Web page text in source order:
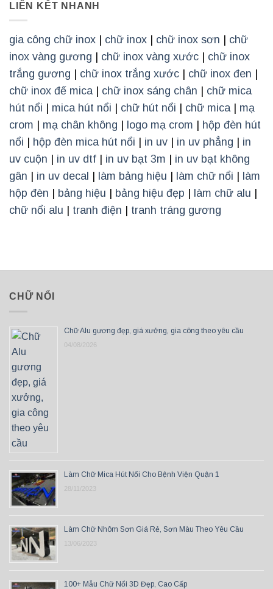
LIÊN KẾT NHANH
gia công chữ inox chữ inox chữ inox sơn
chữ
inox vàng gương
chữ inox vàng xước
chữ inox
trắng gương
chữ inox trắng xước chữ inox đen
chữ inox đế mica| chữ inox sáng chân
chữ mica
hút nổi
mica hút nổi chữ hút nổi chữ mica| mạ
crom
mạ chân không logo mạ crom
hộp đèn hút
nổi
hộp đèn mica hút nổi in uv in uv phẳng
in
uv cuộn
in uv dtf in uv bạt 3m
in uv bạt không
gân
in uv decal làm bảng hiệu làm chữ nổi
làm
hộp đèn
bảng hiệu bảng hiệu đẹp làm chữ alu
chữ nổi alu
tranh điện tranh tráng gương
CHỮ NỔI
Chữ Alu gương đẹp, giá xưởng, gia công theo yêu cầu
04/08/2026
Làm Chữ Mica Hút Nổi Cho Bệnh Viện Quận 1
28/11/2023
Làm Chữ Nhôm Sơn Giá Rẻ, Sơn Màu Theo Yêu Cầu
13/06/2023
100+ Mẫu Chữ Nổi 3D Đẹp, Cao Cấp